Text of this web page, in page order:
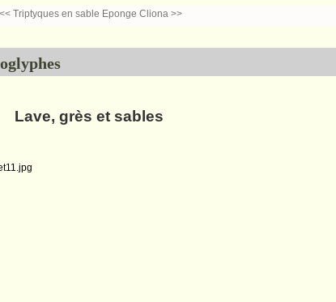
<< Triptyques en sable Eponge Cliona >>
Lave, grès et sables